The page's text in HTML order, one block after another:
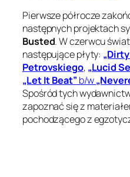
Pierwsze półrocze
następnych projektach
Busted. W czerwcu
następujące płyty:
Petrovskiego, „Lucid
„Let It Beat” b/w
Spośród tych
zapoznać się z
pochodzącego z